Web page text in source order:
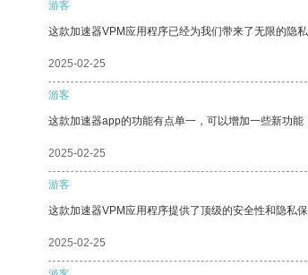
游客
这款加速器VPM应用程序已经为我们带来了无限的隐私
2025-02-25
游客
这款加速器app的功能有点单一，可以增加一些新功能
2025-02-25
游客
这款加速器VPM应用程序提供了顶级的安全性和隐私保
2025-02-25